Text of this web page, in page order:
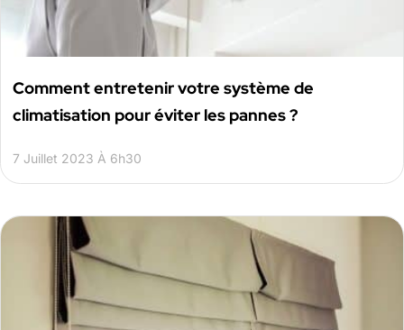
Comment entretenir votre système de
climatisation pour éviter les pannes ?
7 Juillet 2023 À 6h30